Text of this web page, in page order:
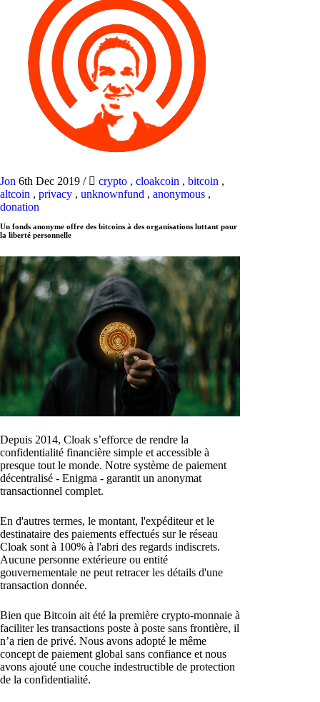
Jon 6th Dec 2019 / crypto , cloakcoin , bitcoin ,
altcoin , privacy , unknownfund , anonymous ,
donation
Un fonds anonyme offre des bitcoins à des organisations luttant pour
la liberté personnelle
Depuis 2014, Cloak s’efforce de rendre la
confidentialité financière simple et accessible à
presque tout le monde. Notre système de paiement
décentralisé - Enigma - garantit un anonymat
transactionnel complet.
En d'autres termes, le montant, l'expéditeur et le
destinataire des paiements effectués sur le réseau
Cloak sont à 100% à l'abri des regards indiscrets.
Aucune personne extérieure ou entité
gouvernementale ne peut retracer les détails d'une
transaction donnée.
Bien que Bitcoin ait été la première crypto-monnaie à
faciliter les transactions poste à poste sans frontière, il
n’a rien de privé. Nous avons adopté le même
concept de paiement global sans confiance et nous
avons ajouté une couche indestructible de protection
de la confidentialité.